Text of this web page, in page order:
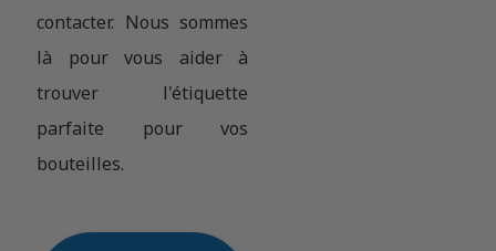
contacter. Nous sommes
là pour vous aider à
trouver l'étiquette
parfaite pour vos
bouteilles.